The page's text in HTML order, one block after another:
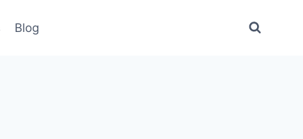
Blog